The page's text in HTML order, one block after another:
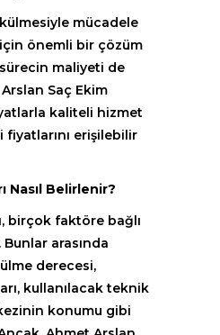
mücadele
önemli bir çözüm
maliyeti de
Saç Ekim
kaliteli hizmet
fiyatlarını erişilebilir
Nasıl Belirlenir?
birçok faktöre bağlı
arasında
derecesi,
kullanılacak teknik
konumu gibi